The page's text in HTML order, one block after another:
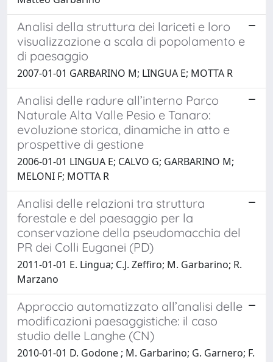
Analisi della struttura dei lariceti e loro
visualizzazione a scala di popolamento e
di paesaggio
2007-01-01 GARBARINO M; LINGUA E; MOTTA R
Analisi delle radure all’interno Parco
Naturale Alta Valle Pesio e Tanaro:
evoluzione storica, dinamiche in atto e
prospettive di gestione
2006-01-01 LINGUA E; CALVO G; GARBARINO M;
MELONI F; MOTTA R
Analisi delle relazioni tra struttura
forestale e del paesaggio per la
conservazione della pseudomacchia del
PR dei Colli Euganei (PD)
2011-01-01 E. Lingua; C.J. Zeffiro; M. Garbarino; R.
Marzano
Approccio automatizzato all’analisi delle
modificazioni paesaggistiche: il caso
studio delle Langhe (CN)
2010-01-01 D. Godone ; M. Garbarino; G. Garnero; F.